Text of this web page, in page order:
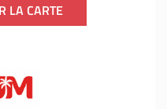
LA CARTE